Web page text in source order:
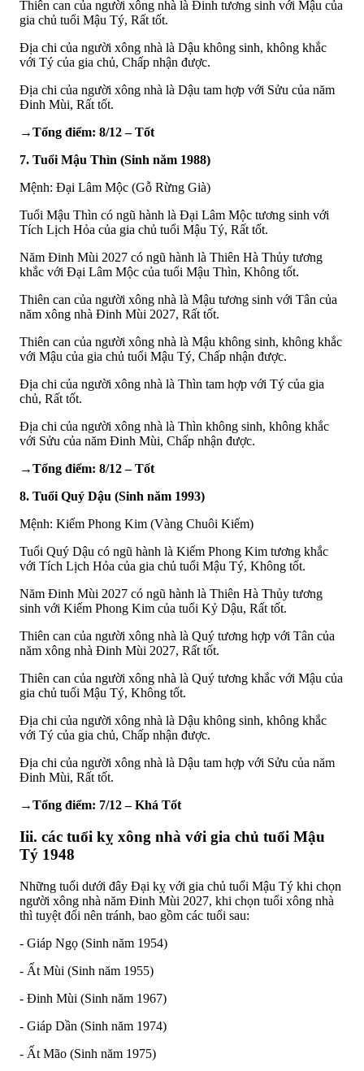
Thiên can của người xông nhà là Đinh tương sinh với Mậu của
gia chủ tuổi Mậu Tý, Rất tốt.
Địa chi của người xông nhà là Dậu không sinh, không khắc
với Tý của gia chủ, Chấp nhận được.
Địa chi của người xông nhà là Dậu tam hợp với Sửu của năm
Đinh Mùi, Rất tốt.
→Tổng điểm: 8/12 – Tốt
7. Tuổi Mậu Thìn (Sinh năm 1988)
Mệnh: Đại Lâm Mộc (Gỗ Rừng Già)
Tuổi Mậu Thìn có ngũ hành là Đại Lâm Mộc tương sinh với
Tích Lịch Hỏa của gia chủ tuổi Mậu Tý, Rất tốt.
Năm Đinh Mùi 2027 có ngũ hành là Thiên Hà Thủy tương
khắc với Đại Lâm Mộc của tuổi Mậu Thìn, Không tốt.
Thiên can của người xông nhà là Mậu tương sinh với Tân của
năm xông nhà Đinh Mùi 2027, Rất tốt.
Thiên can của người xông nhà là Mậu không sinh, không khắc
với Mậu của gia chủ tuổi Mậu Tý, Chấp nhận được.
Địa chi của người xông nhà là Thìn tam hợp với Tý của gia
chủ, Rất tốt.
Địa chi của người xông nhà là Thìn không sinh, không khắc
với Sửu của năm Đinh Mùi, Chấp nhận được.
→Tổng điểm: 8/12 – Tốt
8. Tuổi Quý Dậu (Sinh năm 1993)
Mệnh: Kiếm Phong Kim (Vàng Chuôi Kiếm)
Tuổi Quý Dậu có ngũ hành là Kiếm Phong Kim tương khắc
với Tích Lịch Hỏa của gia chủ tuổi Mậu Tý, Không tốt.
Năm Đinh Mùi 2027 có ngũ hành là Thiên Hà Thủy tương
sinh với Kiếm Phong Kim của tuổi Kỷ Dậu, Rất tốt.
Thiên can của người xông nhà là Quý tương hợp với Tân của
năm xông nhà Đinh Mùi 2027, Rất tốt.
Thiên can của người xông nhà là Quý tương khắc với Mậu của
gia chủ tuổi Mậu Tý, Không tốt.
Địa chi của người xông nhà là Dậu không sinh, không khắc
với Tý của gia chủ, Chấp nhận được.
Địa chi của người xông nhà là Dậu tam hợp với Sửu của năm
Đinh Mùi, Rất tốt.
→Tổng điểm: 7/12 – Khá Tốt
Iii. các tuổi kỵ xông nhà với gia chủ tuổi Mậu
Tý 1948
Những tuổi dưới đây Đại kỵ với gia chủ tuổi Mậu Tý khi chọn
người xông nhà năm Đinh Mùi 2027, khi chọn tuổi xông nhà
thì tuyệt đối nên tránh, bao gồm các tuổi sau:
- Giáp Ngọ (Sinh năm 1954)
- Ất Mùi (Sinh năm 1955)
- Đinh Mùi (Sinh năm 1967)
- Giáp Dần (Sinh năm 1974)
- Ất Mão (Sinh năm 1975)